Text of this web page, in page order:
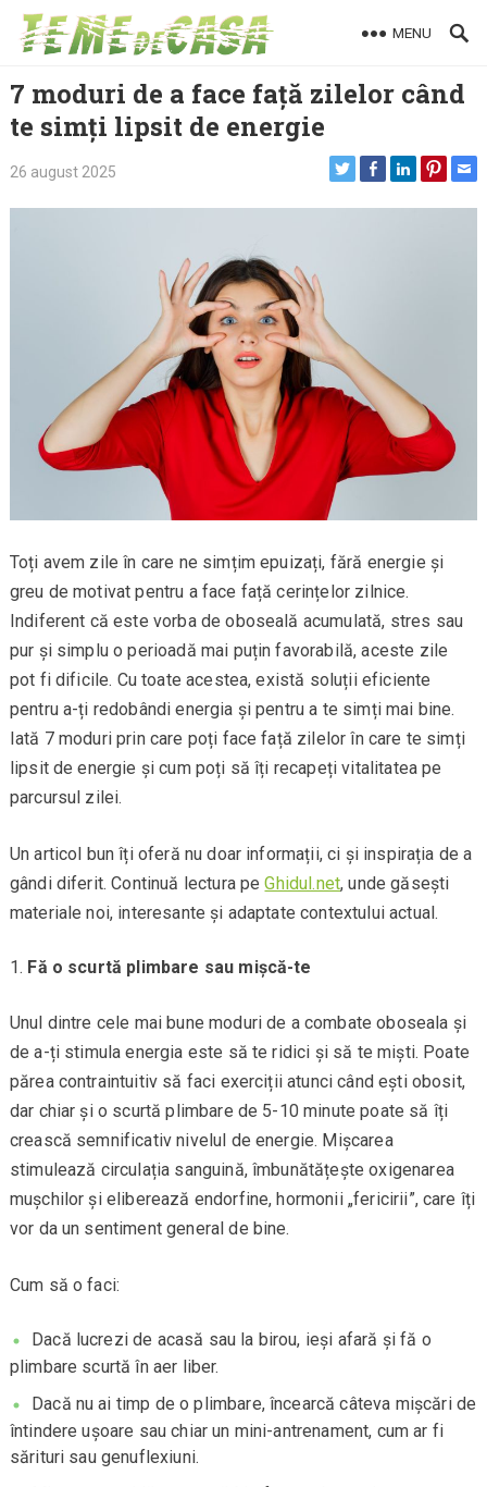
Skip
MENU
7 moduri de a face față zilelor când
te simți lipsit de energie
26 august 2025
Toți avem zile în care ne simțim epuizați, fără energie și
greu de motivat pentru a face față cerințelor zilnice.
Indiferent că este vorba de oboseală acumulată, stres sau
pur și simplu o perioadă mai puțin favorabilă, aceste zile
pot fi dificile. Cu toate acestea, există soluții eficiente
pentru a-ți redobândi energia și pentru a te simți mai bine.
Iată 7 moduri prin care poți face față zilelor în care te simți
lipsit de energie și cum poți să îți recapeți vitalitatea pe
parcursul zilei.
Un articol bun îți oferă nu doar informații, ci și inspirația de a
gândi diferit. Continuă lectura peGhidul.net, unde găsești
materiale noi, interesante și adaptate contextului actual.
Fă o scurtă plimbare sau mișcă-te
Unul dintre cele mai bune moduri de a combate oboseala și
de a-ți stimula energia este să te ridici și să te miști. Poate
părea contraintuitiv să faci exerciții atunci când ești obosit,
dar chiar și o scurtă plimbare de 5-10 minute poate să îți
crească semnificativ nivelul de energie. Mișcarea
stimulează circulația sanguină, îmbunătățește oxigenarea
mușchilor și eliberează endorfine, hormonii „fericirii”, care îți
vor da un sentiment general de bine.
Cum să o faci:
Dacă lucrezi de acasă sau la birou, ieși afară și fă o
plimbare scurtă în aer liber.
Dacă nu ai timp de o plimbare, încearcă câteva mișcări de
întindere ușoare sau chiar un mini-antrenament, cum ar fi
sărituri sau genuflexiuni.